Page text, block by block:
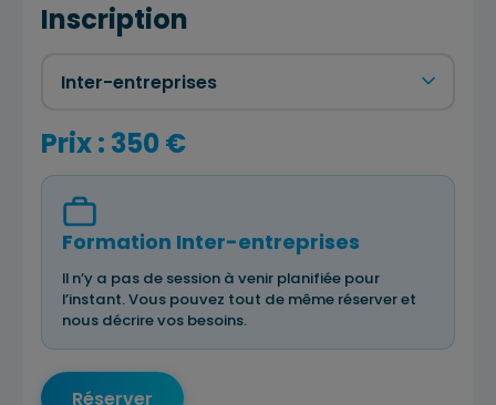
Inscription
Prix : 350 €
Formation Inter-entreprises
Il n’y a pas de session à venir planifiée pour
l’instant. Vous pouvez tout de même réserver et
nous décrire vos besoins.
Réserver